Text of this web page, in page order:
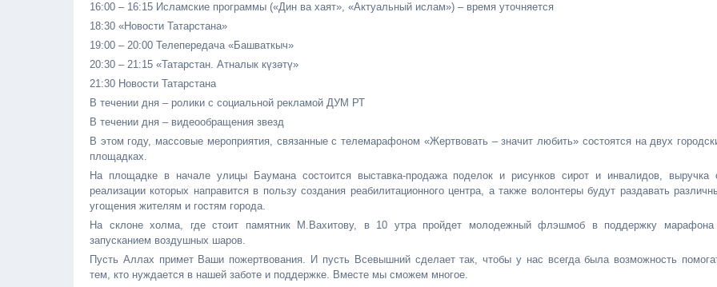
16:00 – 16:15 Исламские программы («Дин ва хаят», «Актуальный ислам») – время уточняется
18:30 «Новости Татарстана»
19:00 – 20:00 Телепередача «Башваткыч»
20:30 – 21:15 «Татарстан. Атналык күзәтү»
21:30 Новости Татарстана
В течении дня – ролики с социальной рекламой ДУМ РТ
В течении дня – видеообращения звезд
В этом году, массовые мероприятия, связанные с телемарафоном «Жертвовать – значит любить» состоятся на двух
площадках.
На площадке в начале улицы Баумана состоится выставка-продажа поделок и рисунков сирот и инвалидов, выручка
реализации которых направится в пользу создания реабилитационного центра, а также волонтеры будут раздавать
угощения жителям и гостям города.
На склоне холма, где стоит памятник М.Вахитову, в 10 утра пройдет молодежный флэшмоб в поддержку
запусканием воздушных шаров.
Пусть Аллах примет Ваши пожертвования. И пусть Всевышний сделает так, чтобы у нас всегда была возможность
тем, кто нуждается в нашей заботе и поддержке. Вместе мы сможем многое.